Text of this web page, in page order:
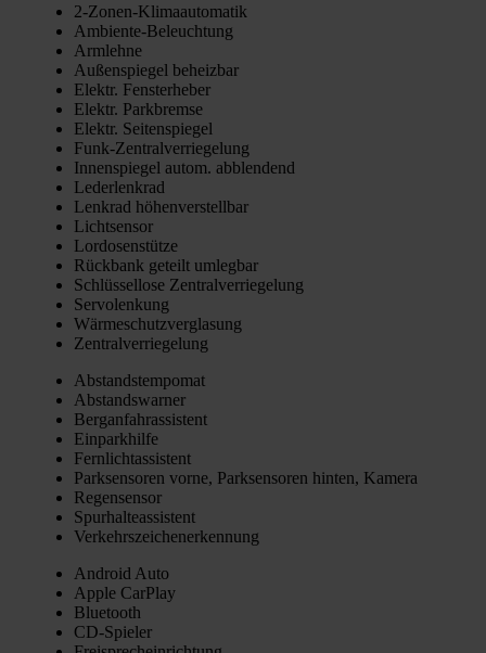
2‑Zo­nen-Kli­ma­au­to­ma­tik
Ambi­en­te-Beleuch­tung
Arm­leh­ne
Außen­spie­gel beheiz­bar
Elektr. Fens­ter­he­ber
Elektr. Park­brem­se
Elektr. Sei­ten­spie­gel
Funk-Zen­tral­ver­rie­ge­lung
Innen­spie­gel autom. abblen­dend
Leder­lenk­rad
Lenk­rad höhen­ver­stell­bar
Licht­sen­sor
Lor­do­sen­stüt­ze
Rück­bank geteilt umleg­bar
Schlüs­sel­lo­se Zen­tral­ver­rie­ge­lung
Ser­vo­len­kung
Wär­me­schutz­ver­gla­sung
Zen­tral­ver­rie­ge­lung
Abstands­tem­po­mat
Abstands­war­ner
Berg­an­fahr­as­sis­tent
Ein­park­hil­fe
Fern­licht­as­sis­tent
Park­sen­so­ren vor­ne, Park­sen­so­ren hin­ten, Kame­ra
Regen­sen­sor
Spur­hal­te­as­sis­tent
Ver­kehrs­zei­chen­er­ken­nung
Android Auto
Apple Car­Play
Blue­tooth
CD-Spie­ler